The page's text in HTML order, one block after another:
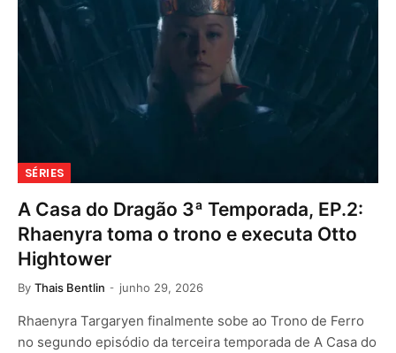
SÉRIES
A Casa do Dragão 3ª Temporada, EP.2:
Rhaenyra toma o trono e executa Otto
Hightower
By Thais Bentlin junho 29, 2026
Rhaenyra Targaryen finalmente sobe ao Trono de Ferro
no segundo episódio da terceira temporada de A Casa do